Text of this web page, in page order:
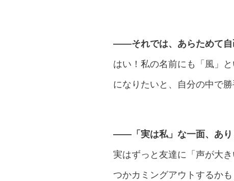
――それでは、あらためて自
はい！私の名前にも「風」
になりたいと、自分の中で勝
――「実は私」な一面、あり
実はずっと友達に「声が大
つかカミングアウトするかも